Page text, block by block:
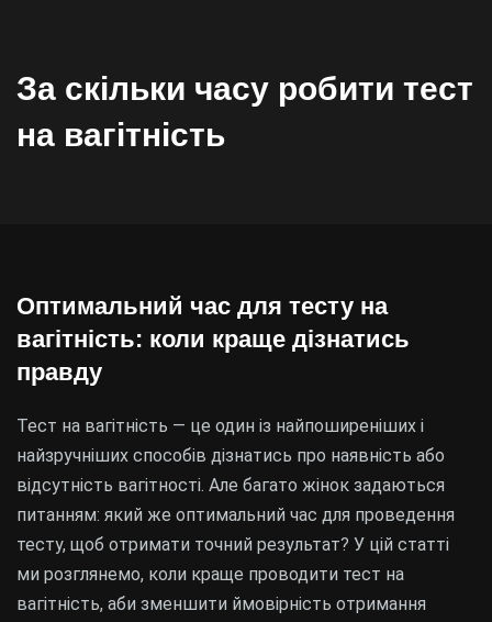
За скільки часу робити тест
на вагітність
Оптимальний час для тесту на
вагітність: коли краще дізнатись
правду
Тест на вагітність — це один із найпоширеніших і
найзручніших способів дізнатись про наявність або
відсутність вагітності. Але багато жінок задаються
питанням: який же оптимальний час для проведення
тесту, щоб отримати точний результат? У цій статті
ми розглянемо, коли краще проводити тест на
вагітність, аби зменшити ймовірність отримання